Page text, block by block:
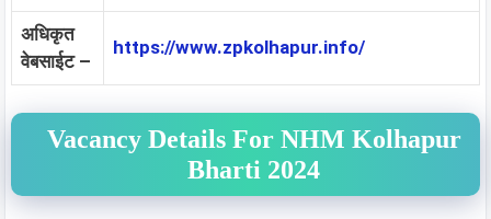
अधिकृत
वेबसाईट –
https://www.zpkolhapur.info/
Vacancy Details For NHM Kolhapur
Bharti 2024